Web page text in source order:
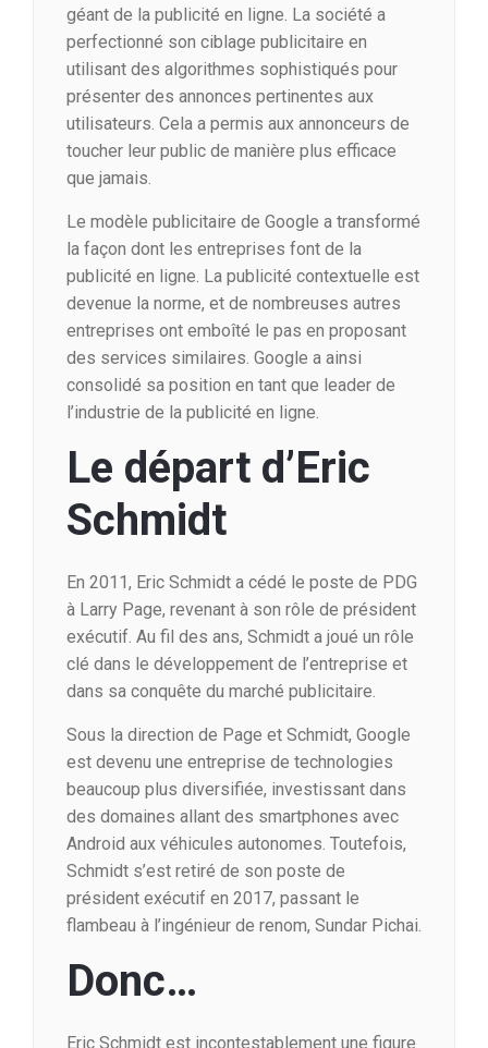
géant de la publicité en ligne. La société a
perfectionné son ciblage publicitaire en
utilisant des algorithmes sophistiqués pour
présenter des annonces pertinentes aux
utilisateurs. Cela a permis aux annonceurs de
toucher leur public de manière plus efficace
que jamais.
Le modèle publicitaire de Google a transformé
la façon dont les entreprises font de la
publicité en ligne. La publicité contextuelle est
devenue la norme, et de nombreuses autres
entreprises ont emboîté le pas en proposant
des services similaires. Google a ainsi
consolidé sa position en tant que leader de
l’industrie de la publicité en ligne.
Le départ d’Eric
Schmidt
En 2011, Eric Schmidt a cédé le poste de PDG
à Larry Page, revenant à son rôle de président
exécutif. Au fil des ans, Schmidt a joué un rôle
clé dans le développement de l’entreprise et
dans sa conquête du marché publicitaire.
Sous la direction de Page et Schmidt, Google
est devenu une entreprise de technologies
beaucoup plus diversifiée, investissant dans
des domaines allant des smartphones avec
Android aux véhicules autonomes. Toutefois,
Schmidt s’est retiré de son poste de
président exécutif en 2017, passant le
flambeau à l’ingénieur de renom, Sundar Pichai.
Donc…
Eric Schmidt est incontestablement une figure